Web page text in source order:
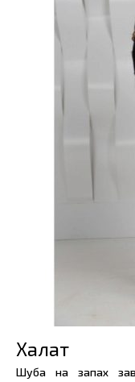
Халат
Шуба на запах